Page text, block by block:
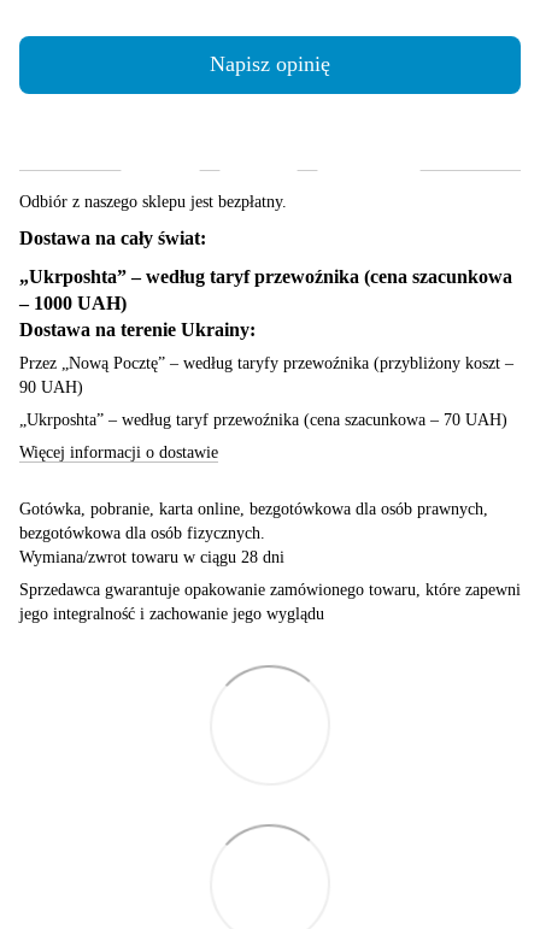
Napisz opinię
Odbiór z naszego sklepu jest bezpłatny.
Dostawa na cały świat:
„Ukrposhta” – według taryf przewoźnika (cena szacunkowa
– 1000 UAH)
Dostawa na terenie Ukrainy:
Przez „Nową Pocztę” – według taryfy przewoźnika (przybliżony koszt –
90 UAH)
„Ukrposhta” – według taryf przewoźnika (cena szacunkowa – 70 UAH)
Więcej informacji o dostawie
Gotówka, pobranie, karta online, bezgotówkowa dla osób prawnych,
bezgotówkowa dla osób fizycznych.
Wymiana/zwrot towaru w ciągu 28 dni
Sprzedawca gwarantuje opakowanie zamówionego towaru, które zapewni
jego integralność i zachowanie jego wyglądu